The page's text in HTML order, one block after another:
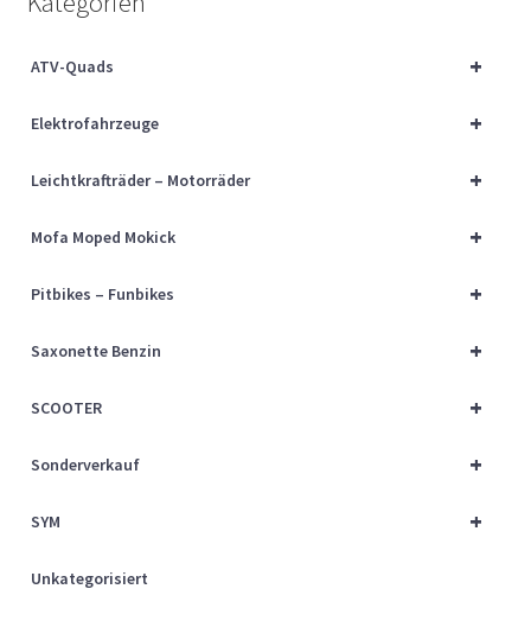
Über uns
+
ATV-Quads
+
Elektrofahrzeuge
+
Leichtkrafträder – Motorräder
+
Mofa Moped Mokick
+
Pitbikes – Funbikes
+
Saxonette Benzin
+
SCOOTER
+
Sonderverkauf
+
SYM
Unkategorisiert